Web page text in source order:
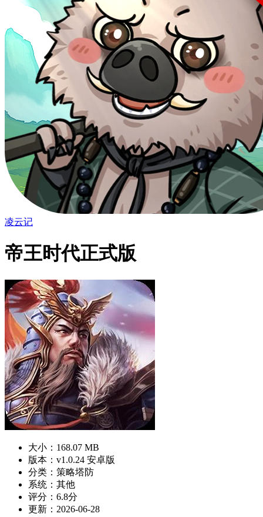
凌云记
帝王时代正式版
大小：168.07 MB
版本：v1.0.24 安卓版
分类：策略塔防
系统：其他
评分：6.8分
更新：2026-06-28